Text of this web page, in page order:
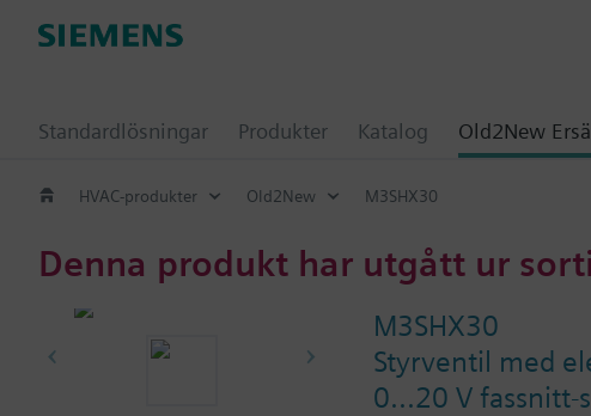
Standardlösningar Produkter Katalog Old2New
HVAC-produkter Old2New M3SHX30
Denna produkt har utgått ur
M3SHX30
Styrventil med
0...20 V fassnitt-